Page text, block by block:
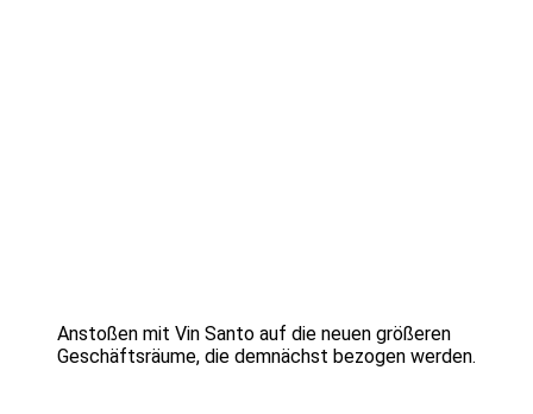
Anstoßen mit Vin Santo auf die neuen größeren
Geschäftsräume, die demnächst bezogen werden.